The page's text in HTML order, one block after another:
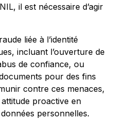
il est nécessaire d’agir
liée à l’identité
incluant l’ouverture de
de confiance, ou
pour des fins
contre ces menaces,
proactive en
personnelles.